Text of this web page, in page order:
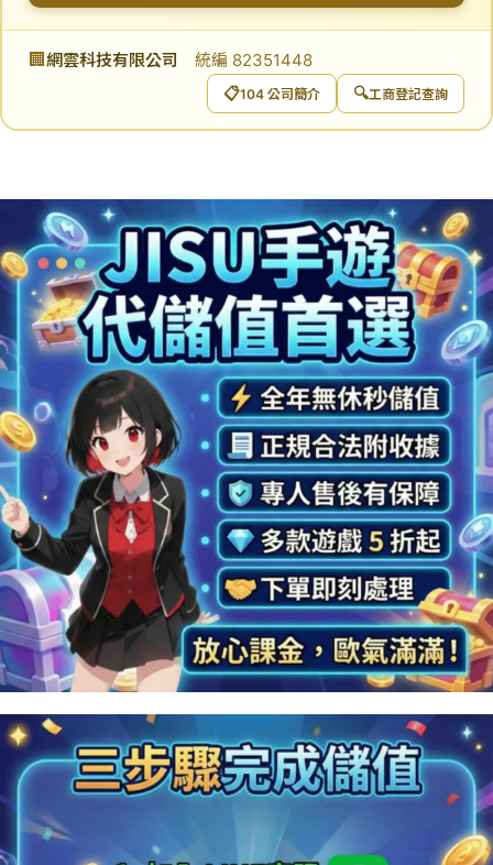
🏢 網雲科技有限公司 統編 82351448
📋104 公司簡介 🔍工商登記查詢